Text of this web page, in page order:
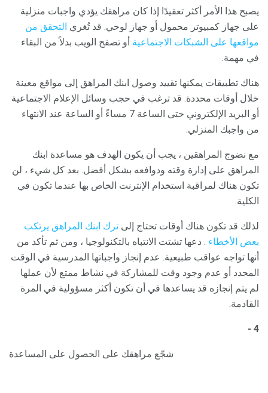
يصبح هذا الأمر أكثر تعقيدًا إذا كان مراهقك يؤدي واجبات منزلية
على جهاز كمبيوتر محمول أو جهاز لوحي. قد تُغري التحقق من
مواقعها على الشبكات الاجتماعية أو تصفح الويب بدلاً من البقاء
في مهمة.
هناك تطبيقات يمكنها تقييد وصول ابنك المراهق إلى مواقع معينة
خلال أوقات محددة. قد ترغب في حجب وسائل الإعلام الاجتماعية
أو البريد الإلكتروني حتى الساعة 7 مساءً أو الساعة عند الانتهاء
من واجبك المنزلي.
مع نضوج المراهقين ، يجب أن يكون الهدف هو مساعدة ابنك
المراهق على إدارة وقته ودوافعه بشكل أفضل. بعد كل شيء ، لن
تكون هناك لمراقبة استخدام الإنترنت الخاص بها عندما تكون في
الكلية.
لذلك قد تكون هناك أوقات تحتاج إلى ترك ابنك المراهق يرتكب
بعض الأخطاء . دعها تشتت الانتباه بالتكنولوجيا ، ومن ثم تأكد من
أنها تواجه عواقب طبيعية. عدم إنجاز واجباتها المدرسية في الوقت
المحدد أو عدم وجود وقت للمشاركة في نشاط ممتع لأن عملها
لم يتم إنجازه قد يساعدها في أن تكون أكثر مسؤولية في المرة
القادمة.
4 -
شجّع مراهقك على الحصول على المساعدة